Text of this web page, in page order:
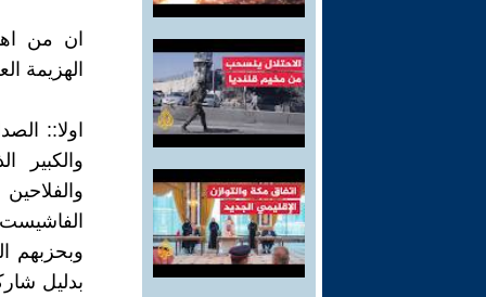
ان من
الهزيمة
اولا::
والكبير